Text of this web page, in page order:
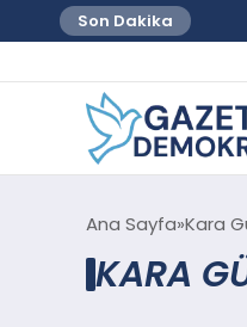
Son Dakika
Ana Sayfa Kara
KARA